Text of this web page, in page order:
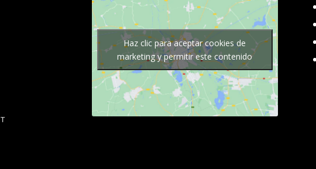
Haz clic para aceptar cookies de
marketing y permitir este contenido